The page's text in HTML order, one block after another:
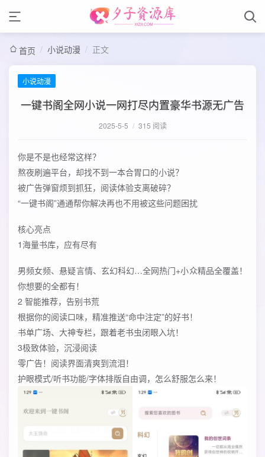
首页 / 小说动漫 / 正文
小说动漫
一键书阁全网小说一网打尽内置豪华书源无广告
2025-5-5 / 315 阅读
你是不是也经常这样？
熬夜刷遍平台，却找不到一本合胃口的小说？
被广告弹窗烦到抓狂，阅读体验支离破碎？
“一键书阁”通通帮你解决再也不用被这些问题困扰
核心亮点
1海量书库，应有尽有
男频女频、悬疑言情、玄幻科幻…全网热门+小众精品全覆盖！
你想要的全都有！
2 智能推荐，告别书荒
根据你的阅读口味，精准推送“命中注定”的好书！
书单广场、大神专栏，跟着老书虫闭眼入坑！
3极致体验，沉浸阅读
零广告！阅读界面清爽到流泪！
护眼模式/听书功能/字体排版自由调，怎么舒服怎么来！